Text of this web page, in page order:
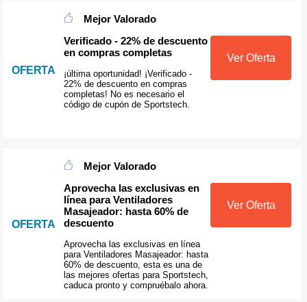
OFERTA
Mejor Valorado
Verificado - 22% de descuento
en compras completas
¡última oportunidad! ¡Verificado -
22% de descuento en compras
completas! No es necesario el
código de cupón de Sportstech.
Ver Oferta
OFERTA
Mejor Valorado
Aprovecha las exclusivas en
línea para Ventiladores
Masajeador: hasta 60% de
descuento
Aprovecha las exclusivas en línea
para Ventiladores Masajeador: hasta
60% de descuento, esta es una de
las mejores ofertas para Sportstech,
caduca pronto y compruébalo ahora.
Ver Oferta